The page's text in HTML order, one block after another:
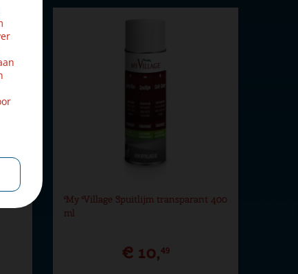
My Village Spuitlijm transparant 400
ml
€ 10,49